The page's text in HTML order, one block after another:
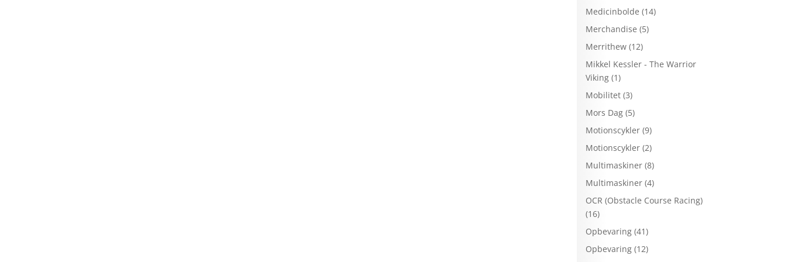
Medicinbolde (14)
Merchandise (5)
Merrithew (12)
Mikkel Kessler - The Warrior
Viking (1)
Mobilitet (3)
Mors Dag (5)
Motionscykler (9)
Motionscykler (2)
Multimaskiner (8)
Multimaskiner (4)
OCR (Obstacle Course Racing)
(16)
Opbevaring (41)
Opbevaring (12)